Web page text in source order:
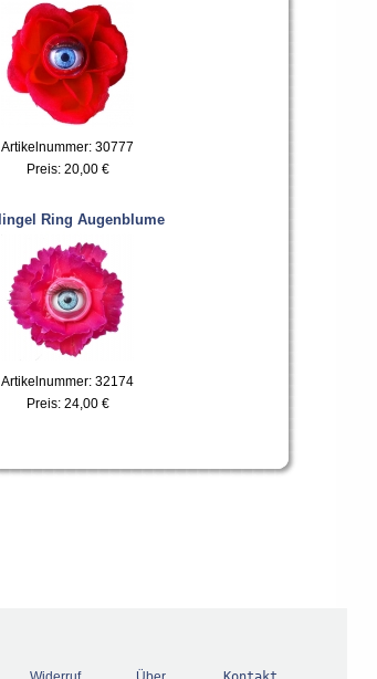
Artikelnummer: 30777
Preis: 20,00 €
Ring Augenblume
Artikelnummer: 32174
Preis: 24,00 €